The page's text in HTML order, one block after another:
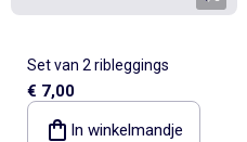
Set van 2 ribleggings
€ 7,00
In winkelmandje